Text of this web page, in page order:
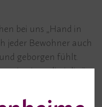
bei uns „Hand in
jeder Bewohner auch
geborgen fühlt.
eine interdisziplinäre
und